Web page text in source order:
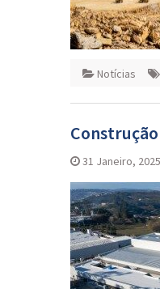
Notícias
31 Janeiro, 2025